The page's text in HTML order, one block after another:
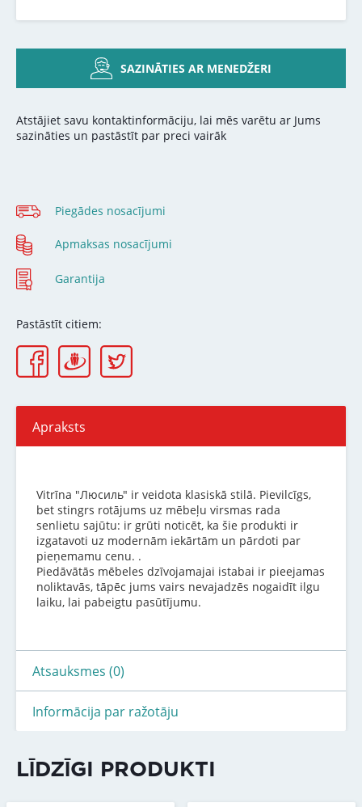
SAZINĀTIES AR MENEDŽERI
Atstājiet savu kontaktinformāciju, lai mēs varētu ar Jums
sazināties un pastāstīt par preci vairāk
Piegādes nosacījumi
Apmaksas nosacījumi
Garantija
Pastāstīt citiem:
Apraksts
Vitrīna "Люсиль" ir veidota klasiskā stilā. Pievilcīgs,
bet stingrs rotājums uz mēbeļu virsmas rada
senlietu sajūtu: ir grūti noticēt, ka šie produkti ir
izgatavoti uz modernām iekārtām un pārdoti par
pieņemamu cenu. .
Piedāvātās mēbeles dzīvojamajai istabai ir pieejamas
noliktavās, tāpēc jums vairs nevajadzēs nogaidīt ilgu
laiku, lai pabeigtu pasūtījumu.
Atsauksmes (0)
Informācija par ražotāju
LĪDZĪGI PRODUKTI